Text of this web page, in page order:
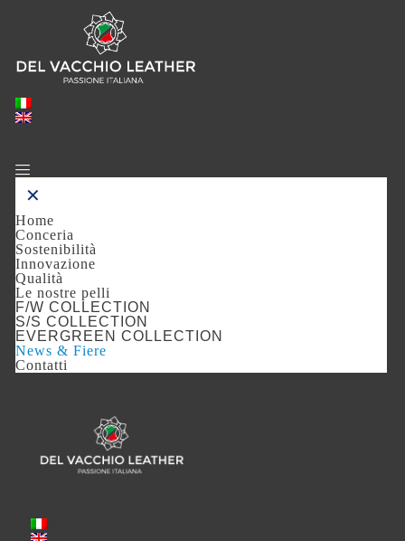
✕
Home
Conceria
Sostenibilità
Innovazione
Qualità
Le nostre pelli
F/W COLLECTION
S/S COLLECTION
EVERGREEN COLLECTION
News & Fiere
Contatti